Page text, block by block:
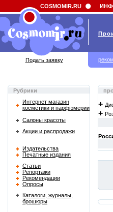
Field 'news_title' doesn't have a default value
Рубрики
Интернет магазин
косметики и парфюмерии
Салоны красоты
Акции и распродажи
Издательства
Печатные издания
Статьи
Репортажи
Рекомендации
Опросы
Каталоги, журналы,
брошюры
+
+
COSMOMIR.RU
Подать заявку